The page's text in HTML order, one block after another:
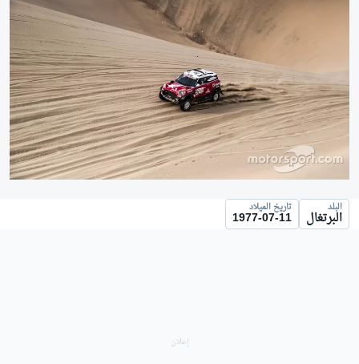
البلد
البرتغال
تاريخ الميلاد
1977-07-11